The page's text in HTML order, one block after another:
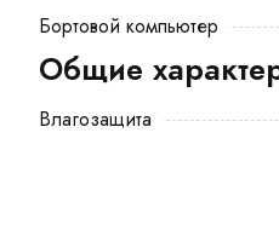
Бортовой компьютер
Общие
Влагозащита